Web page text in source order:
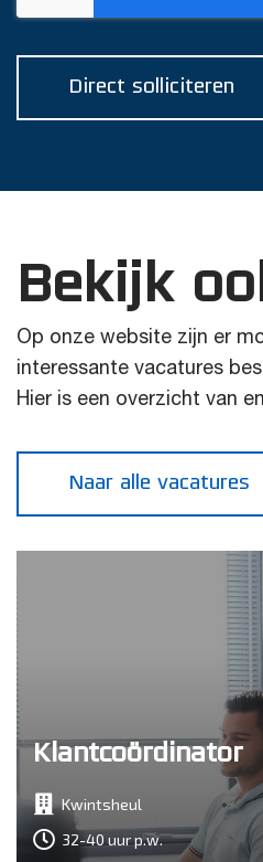
Direct solliciteren
Bekijk
Op onze website zijn er
interessante vacatures
Hier is een overzicht van
Naar alle vacatures
Klantcoördinator
Kwintsheul
32-40 uur p.w.